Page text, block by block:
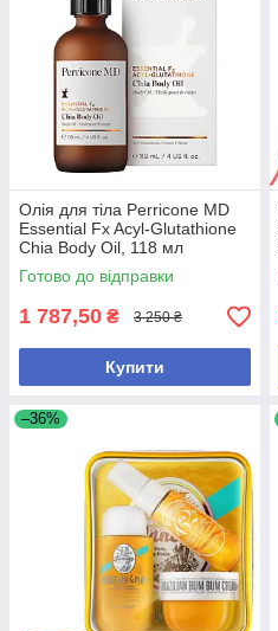
Олія для тіла Perricone MD
Essential Fx Acyl-Glutathione
Chia Body Oil, 118 мл
Готово до відправки
1 787,50 ₴ 3 250 ₴
Купити
–36%